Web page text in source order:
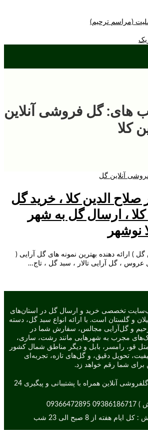
(مراسم ترحیم)
های: گل فروشی آنلاین
کلا
الدین کلا ، خرید گل
کلا ، ارسال گل به شهر
نوشهر
) ارائه دهنده بهترین نمونه های گل آرایی (
، گل آرایی تالار ، سبد گل ، تاج…
تخصصی خرید و ارسال گل در استان‌های
و گلستان است. با ارائه انواع سبد گل، دسته
و گل‌آرایی مجالس، سفارش شما در
مجرب به شهرهایی مانند رشت، ساری،
قو، رامسر، بابل و دیگر مناطق شمال کشور
تحویل دقیق، و گل‌های تازه، تجربه‌ای
برای شما رقم خواهد زد.
آنلاین گل ،بهترین گلفروشی آنلاین همراه با پشتیبانی و پیگیری 24
هفته از 8 صبح الی 23 شب